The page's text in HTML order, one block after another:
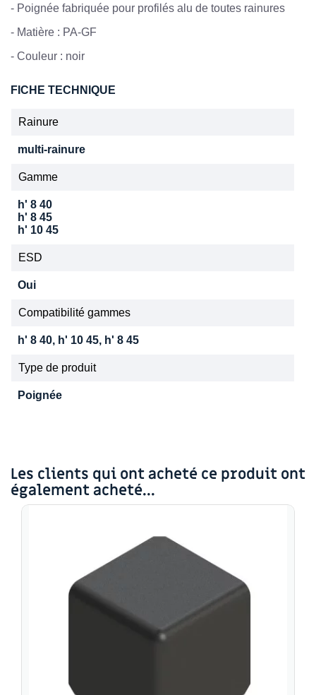
- Poignée fabriquée pour profilés alu de toutes rainures
- Matière : PA-GF
- Couleur : noir
FICHE TECHNIQUE
Rainure
multi-rainure
Gamme
h' 8 40
h' 8 45
h' 10 45
ESD
Oui
Compatibilité gammes
h' 8 40, h' 10 45, h' 8 45
Type de produit
Poignée
Les clients qui ont acheté ce produit ont
également acheté...